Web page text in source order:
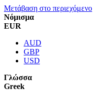
Μετάβαση στο περιεχόμενο
Νόμισμα
EUR
AUD
GBP
USD
Γλώσσα
Greek